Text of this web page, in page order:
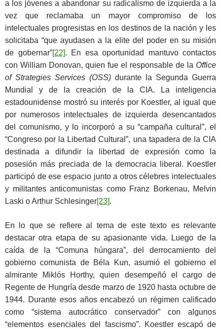
a los jóvenes a abandonar su radicalismo de izquierda a la
vez que reclamaba un mayor compromiso de los
intelectuales progresistas en los destinos de la nación y les
solicitaba “que ayudasen a la elite del poder en su misión
de gobernar”[22]. En esa oportunidad mantuvo contactos
con William Donovan, quien fue el responsable de la Office
of Strategies Services (OSS) durante la Segunda Guerra
Mundial y de la creación de la CIA. La inteligencia
estadounidense mostró su interés por Koestler, al igual que
por numerosos intelectuales de izquierda desencantados
del comunismo, y lo incorporó a su “campaña cultural”, el
“Congreso por la Libertad Cultural”, una tapadera de la CIA
destinada a difundir la libertad de expresión como la
posesión más preciada de la democracia liberal. Koestler
participó de ese espacio junto a otros célebres intelectuales
y militantes anticomunistas como Franz Borkenau, Melvin
Laski o Arthur Schlesinger[23].
En lo que se refiere al tema de este texto es relevante
destacar otra etapa de su apasionante vida. Luego de la
caída de la “Comuna húngara”, del derrocamiento del
gobierno comunista de Béla Kun, asumió el gobierno el
almirante Miklós Horthy, quien desempeñó el cargo de
Regente de Hungría desde marzo de 1920 hasta octubre de
1944. Durante esos años encabezó un régimen calificado
como “sistema autocrático conservador” con algunos
“elementos esenciales del fascismo”. Koestler escapó de